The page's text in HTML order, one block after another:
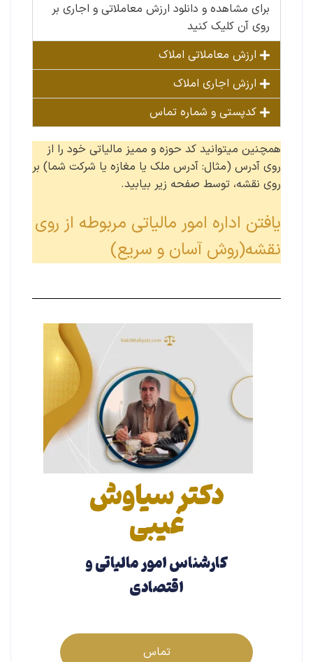
برای مشاهده و دانلود ارزش معاملاتی و اجاری بر
روی آن کلیک کنید
ارزش معاملاتی املاک
ارزش اجاری املاک
کدپستی و شماره تماس
همچنین میتوانید کد حوزه و ممیز مالیاتی خود را از
روی آدرس (مثال: آدرس ملک یا مغازه یا شرکت شما) بر
روی نقشه، توسط صفحه زیر بیابید.
یافتن اداره امور مالیاتی مربوطه از روی
نقشه(روش آسان و سریع)
دکتر سیاوش
غیبی
کارشناس امور مالیاتی و
اقتصادی
تماس